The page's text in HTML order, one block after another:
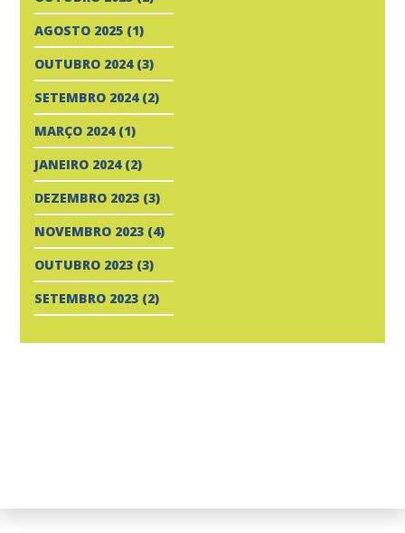
AGOSTO 2025 (1)
OUTUBRO 2024(3)
SETEMBRO 2024(2)
MARÇO 2024(1)
JANEIRO 2024(2)
DEZEMBRO 2023 (3)
NOVEMBRO 2023 (4)
OUTUBRO 2023 (3)
SETEMBRO 2023 (2)